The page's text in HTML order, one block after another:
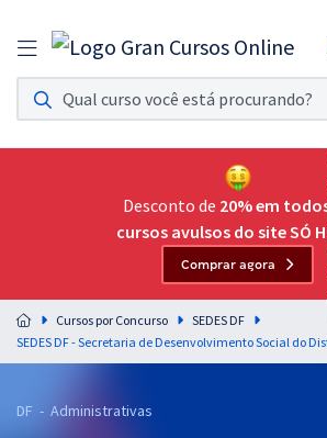
Assinatura Ilimitada 11
Acesso a todos os cursos. Teste grátis por 7 dias!
Assinatura OAB Até Passar
Acesso ilimitado a toda preparação para o Exame da
Residências Multiprofissionais
Preparação completa e intensiva para as principais
residências em saúde do Brasil
Desconto de 20% em
cursos avulsos do site SÓ
Comprar agora
Cursos por Concurso
SEDES DF
DF - Administrativas